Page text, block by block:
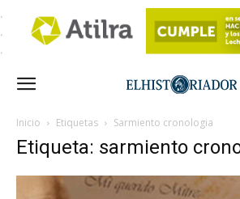
Inicio Etiquetas Sarmiento cronologia
Etiqueta: sarmiento